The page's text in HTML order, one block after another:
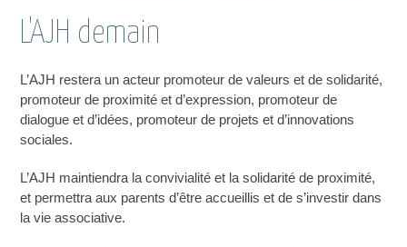
L'AJH demain
L’AJH restera un acteur promoteur de valeurs et de solidarité,
promoteur de proximité et d’expression, promoteur de
dialogue et d’idées, promoteur de projets et d’innovations
sociales.
L’AJH maintiendra la convivialité et la solidarité de proximité,
et permettra aux parents d’être accueillis et de s’investir dans
la vie associative.